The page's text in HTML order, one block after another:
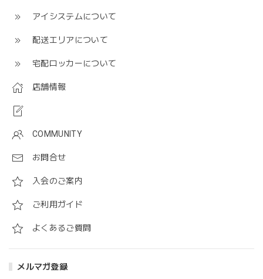
アイシステムについて
配送エリアについて
宅配ロッカーについて
店舗情報
COMMUNITY
お問合せ
入会のご案内
ご利用ガイド
よくあるご質問
メルマガ登録